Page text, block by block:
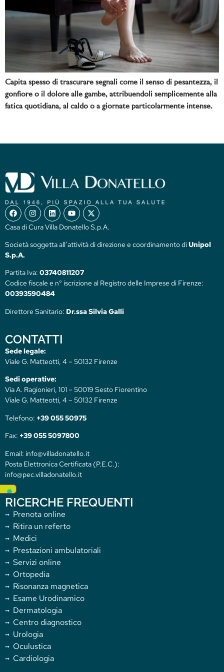
Capita spesso di trascurare segnali come il senso di pesantezza, il
gonfiore o il dolore alle gambe, attribuendoli semplicemente alla
fatica quotidiana, al caldo o a giornate particolarmente intense.
Casa di Cura Villa Donatello S.p.A.
Società soggetta all’attività di direzione e coordinamento diUnipol
S.p.A.
Partita Iva: 03740811207
Codice fiscale e n° iscrizione al Registro delle Imprese di Firenze:
00393590484
Direttore Sanitario: Dr.ssa Silvia Galli
CONTATTI
Sede legale:
Viale G. Matteotti, 4 – 50132 Firenze
Sedi operative:
Via A. Ragionieri, 101 – 50019 Sesto Fiorentino
Viale G. Matteotti, 4 – 50132 Firenze
Telefono: +39 055 50975
Fax: +39 055 5097800
Email: info@villadonatello.it
Posta Elettronica Certificata (P.E.C.):
info@pec.villadonatello.it
RICERCHE FREQUENTI
Prenota online
Ritira un referto
Medici
Prestazioni ambulatoriali
Servizi online
Ortopedia
Risonanza magnetica
Esame Urodinamico
Dermatologia
Centro diagnostico
Urologia
Oculustica
Cardiologia